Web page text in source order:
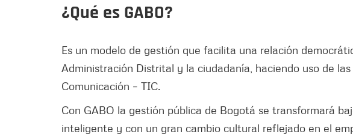
¿Qué es GABO?
Es un modelo de gestión que facilita una relación
Administración Distrital y la ciudadanía, haciendo uso de
Comunicación – TIC.
Con GABO la gestión pública de Bogotá se transformará
inteligente y con un gran cambio cultural reflejado en el